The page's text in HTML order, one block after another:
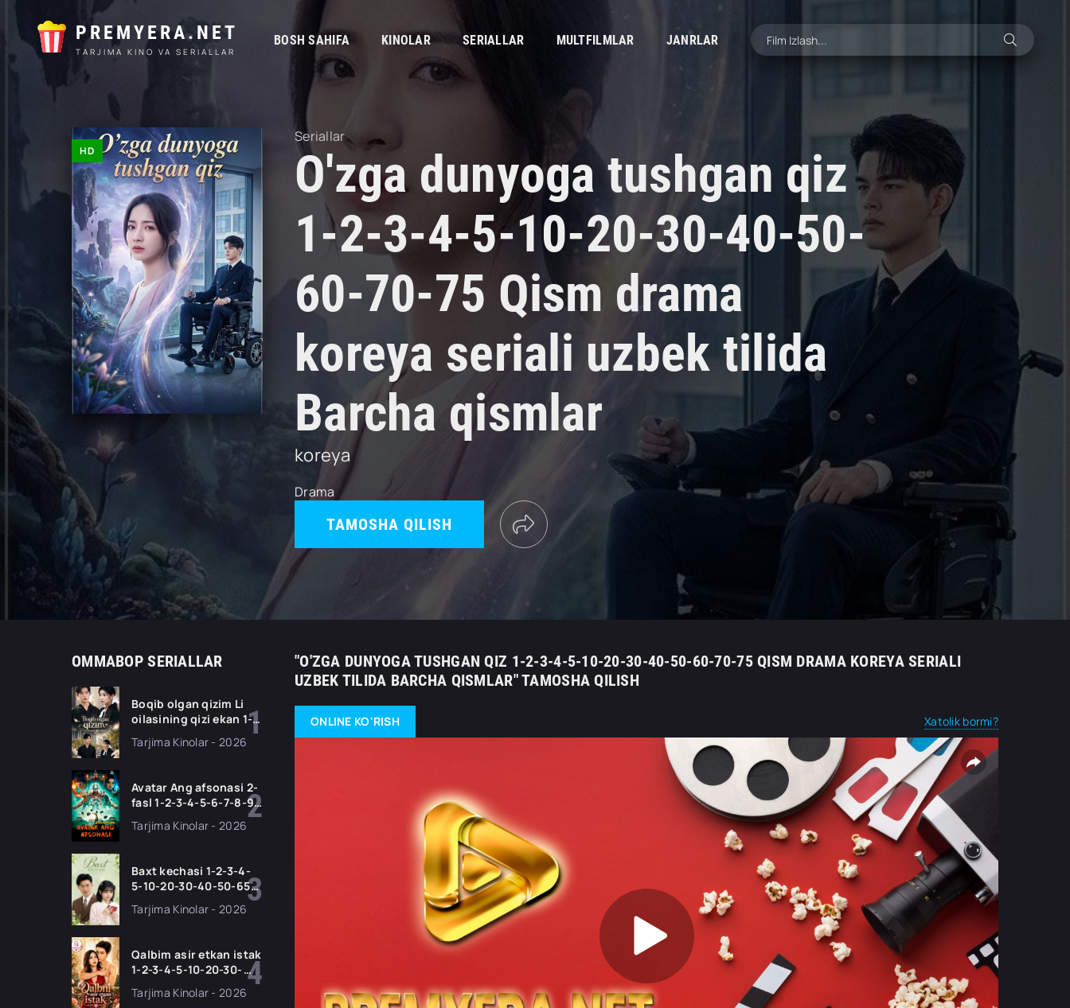
PREMYERA.NET
TARJIMA KINO VA SERIALLAR
BOSH SAHIFA KINOLAR SERIALLAR MULTFILMLAR JANRLAR
HD
Seriallar
O'zga dunyoga tushgan qiz
1-2-3-4-5-10-20-30-40-50-
60-70-75 Qism drama
koreya seriali uzbek tilida
Barcha qismlar
koreya
Drama
TAMOSHA QILISH
OMMABOP SERIALLAR
Boqib olgan qizim Li
oilasining qizi ekan 1-
70-80 Qism drama
2026 HD skachat
Tarjima Kinolar - 2026
Avatar Ang afsonasi 2-
fasl 1-2-3-4-5-6-7-8-9-
Barcha qismlari Uzbek
Tarjima Kinolar - 2026
Baxt kechasi 1-2-3-4-
5-10-20-30-40-50-65
seriali uzbek tilida
Tarjima Kinolar - 2026
Qalbim asir etkan istak
1-2-3-4-5-10-20-30-
50-60-70-80-90 Qism
drama koreya seriali
Tarjima Kinolar - 2026
"O'ZGA DUNYOGA TUSHGAN QIZ 1-2-3-4-5-10-20-30-40-50-60-70-75 QISM DRAMA KOREYA SERIALI
UZBEK TILIDA BARCHA QISMLAR" TAMOSHA QILISH
ONLINE KO'RISH Xatolik bormi?